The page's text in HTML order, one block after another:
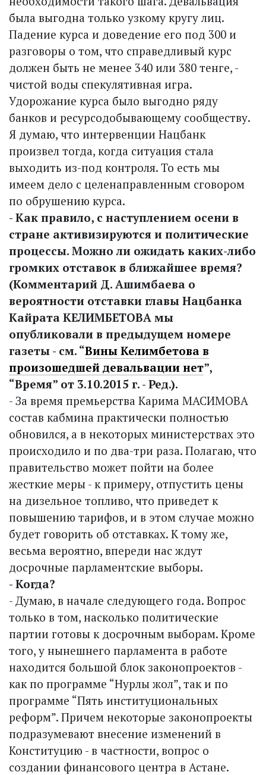
была выгодна только узкому кругу лиц.
Падение курса и доведение его под 300 и
разговоры о том, что справедливый курс
должен быть не менее 340 или 380 тенге, -
чистой воды спекулятивная игра.
Удорожание курса было выгодно ряду
банков и ресурсодобывающему сообществу.
Я думаю, что интервенции Нацбанк
произвел тогда, когда ситуация стала
выходить из-под контроля. То есть мы
имеем дело с целенаправленным сговором
по обрушению курса.
- Как правило, с наступлением осени в
стране активизируются и политические
процессы. Можно ли ожидать каких-либо
громких отставок в ближайшее время?
(Комментарий Д. Ашимбаева о
вероятности отставки главы Нацбанка
Кайрата КЕЛИМБЕТОВА мы
опубликовали в предыдущем номере
газеты - см. “Вины Келимбетова в
произошедшей девальвации нет”,
“Время” от 3.10.2015 г. - Ред.).
- За время премьерства Карима МАСИМОВА
состав кабмина прак­тически полностью
обновился, а в некоторых министерствах это
происходило и по два-три раза. Полагаю, что
правительство может пойти на более
жесткие меры - к примеру, отпустить цены
на дизельное топливо, что приведет к
повышению тарифов, и в этом случае можно
будет говорить об отставках. К тому же,
весьма вероятно, впереди нас ждут
досрочные парламентские выборы.
- Когда?
- Думаю, в начале следующего года. Вопрос
только в том, насколько политические
партии готовы к досрочным выборам. Кроме
того, у нынешнего парламента в работе
находится большой блок законопроектов -
как по программе “Нурлы жол”, так и по
программе “Пять институциональных
реформ”. Причем некоторые законопроекты
подразумевают внесение изменений в
Конституцию - в частности, вопрос о
создании финансового центра в Астане.